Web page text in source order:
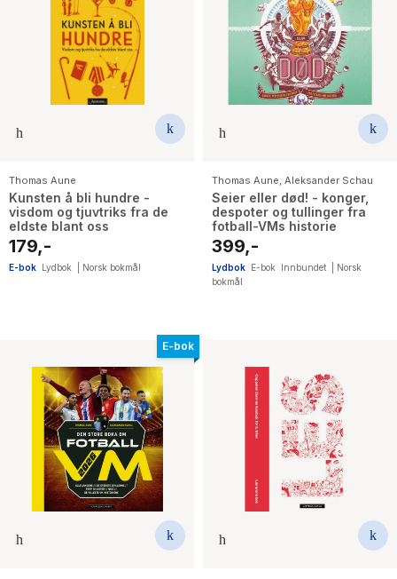
Thomas Aune
Kunsten å bli hundre -
visdom og tjuvtriks fra de
eldste blant oss
179,-
E-bok Lydbok Norsk bokmål
Thomas Aune, Aleksander Schau
Seier eller død! - konger,
despoter og tullinger fra
fotball-VMs historie
399,-
Lydbok E-bok Innbundet
Norsk
bokmål
E-bok